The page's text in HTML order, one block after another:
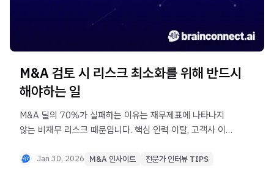
M&A 검토 시 리스크 최소화를 위해 반드시
해야하는 일
M&A 딜의 70%가 실패하는 이유는 재무제표에 나타나지
않는 비재무 리스크 때문입니다. 핵심 인력 이탈, 고객사 이탈
실무 킬러 질문을 통해 테크 M&A의 숨겨진 리스크를
Jan 30, 2026 M&A 인사이트 전문가 인터뷰 TIPS